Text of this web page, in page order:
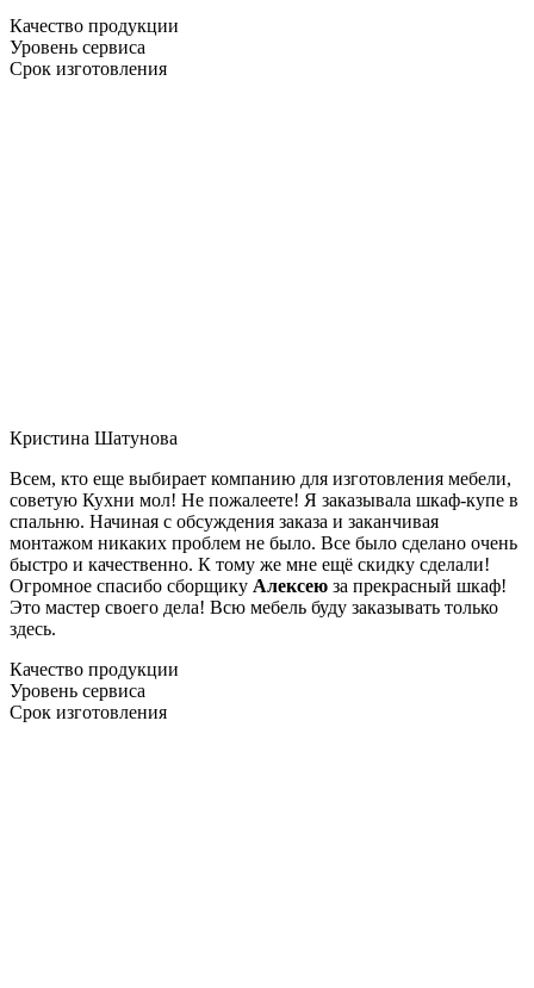
Качество продукции
Уровень сервиса
Срок изготовления
Кристина Шатунова
Всем, кто еще выбирает компанию для изготовления мебели,
советую Кухни мол! Не пожалеете! Я заказывала шкаф-купе в
спальню. Начиная с обсуждения заказа и заканчивая
монтажом никаких проблем не было. Все было сделано очень
быстро и качественно. К тому же мне ещё скидку сделали!
Огромное спасибо сборщику Алексею за прекрасный шкаф!
Это мастер своего дела! Всю мебель буду заказывать только
здесь.
Качество продукции
Уровень сервиса
Срок изготовления